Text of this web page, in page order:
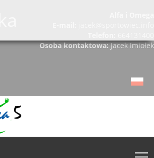
Osoba kontaktowa:Jacek Imiołek